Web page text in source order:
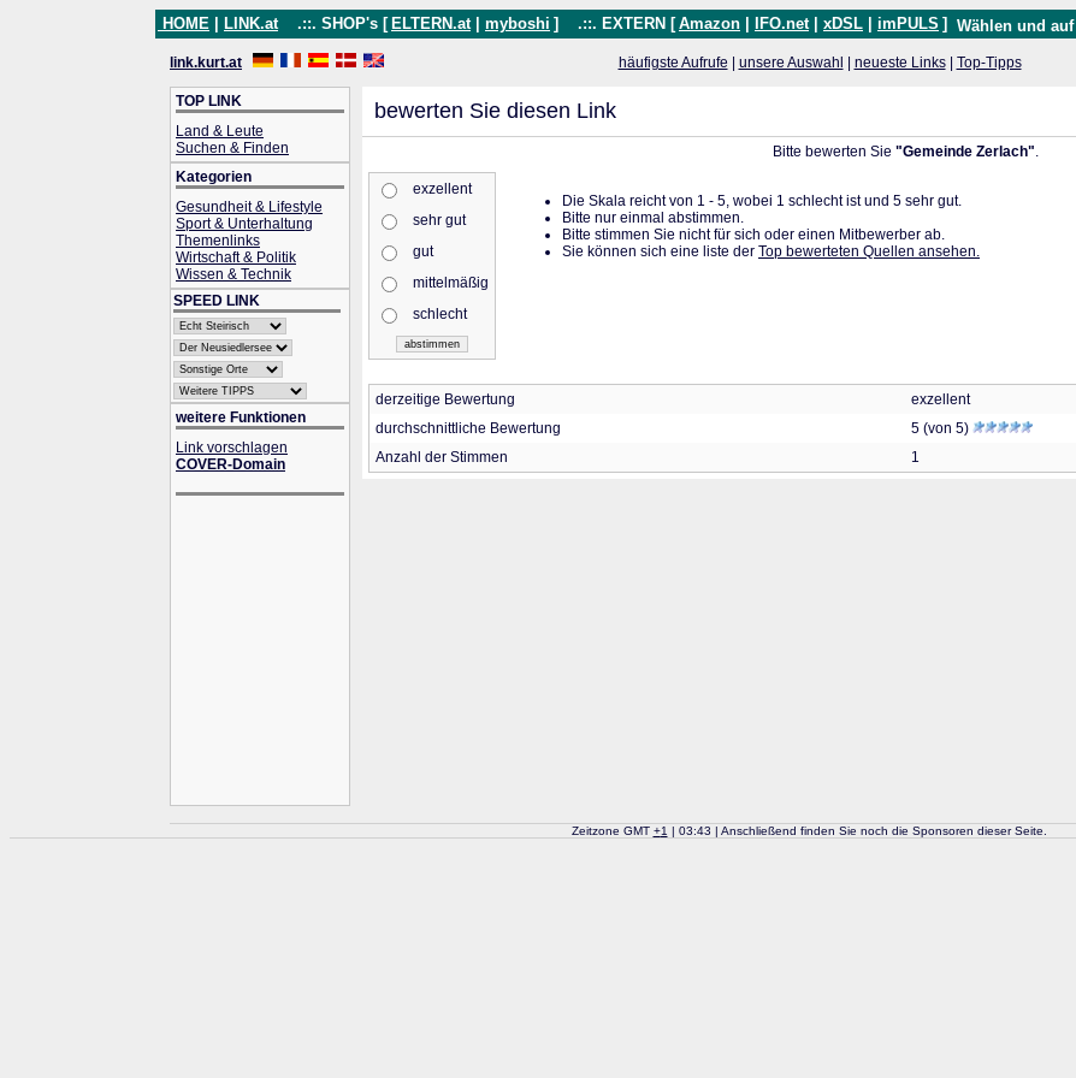
HOME LINK.at .::. SHOP's [ ELTERN.at myboshi ] .::. EXTERN [ Amazon IFO.net xDSL imPULS ] Wählen und auf
link.kurt.at häufigste Aufrufe unsere Auswahl neueste Links| Top-Tipps
TOP LINK
Land & Leute
Suchen & Finden
Kategorien
Gesundheit & Lifestyle
Sport & Unterhaltung
Themenlinks
Wirtschaft & Politik
Wissen & Technik
SPEED LINK
weitere Funktionen
Link vorschlagen
COVER-Domain
bewerten Sie diesen Link
Bitte bewerten Sie "Gemeinde Zerlach".
exzellent
sehr gut
gut
mittelmäßig
schlecht
Die Skala reicht von 1 - 5, wobei 1 schlecht ist und 5 sehr gut.
Bitte nur einmal abstimmen.
Bitte stimmen Sie nicht für sich oder einen Mitbewerber ab.
Sie können sich eine liste der Top bewerteten Quellen ansehen.
derzeitige Bewertung
exzellent
durchschnittliche Bewertung
5 (von 5)
Anzahl der Stimmen
1
Zeitzone GMT +1 | 03:43 | Anschließend finden Sie noch die Sponsoren dieser Seite.